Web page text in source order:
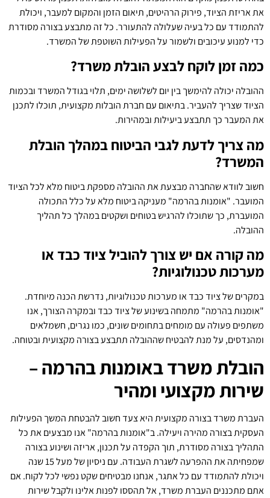
את אריזת הציוד, פירוק הרהיטים, תיאום הזמן והמקום למעבר, ויכולת
להתמודד עם כל בעיה שעלולה להתעורר. כל זה מתבצע בצורה מסודרת
כדי למנוע עיכובים ולשמור על הפעילות השוטפת של המשרד.
כמה זמן לוקח לבצע הובלת משרד?
ההובלה יכולה להימשך בין יום לשלושה ימים, תלוי בגודל המשרד ובכמות
הציוד שצריך להעביר. בתיאום עם חברת הובלות מקצועית, תוכלו לתכנן
את המעבר כך תתבצע ביעילות ובמהירות.
מה צריך לדעת לגבי הביטוח במהלך הובלת
המשרד?
חשוב לוודא שהחברה מבצעת את ההובלה מספקת ביטוח מלא לכל הציוד
המועבר. "אומנות בהרמה" מעניקה ביטוח מלא על כלל התכולה
המועברת, כך שתוכלו להרגיש בטוחים ושקטים במהלך כל תהליך
ההובלה.
מה קורה אם יש צורך להוביל ציוד כבד או
מערכות טכנולוגיות?
במקרים של ציוד כבד או מערכות טכנולוגיות, נדרשת הכנה מיוחדת.
"אומנות בהרמה" מתמחה בשינוע של ציוד כבד ובמקרה הצורך, אנו
משתפים פעולה עם מומחים בתחומים שונים, כמו נגרים, חשמלאים
ומהנדסים, על מנת להבטיח שההובלה תתבצע בצורה מקצועית ובטוחה.
הובלת משרד באומנות בהרמה –
שירות מקצועי ומהיר
העברת משרד בצורה מקצועית היא צעד חשוב להבטחת המשך הפעילות
העסקית בצורה מהירה ויעילה. ב"אומנות בהרמה" אנו מבצעים את כל
התהליך בצורה מסודרת, תוך הקפדה על תכנון, אריזה ושינוע בצורה
שמפחיתה את ההפרעה לשגרת העבודה. עם ניסיון של מעל 15 שנה
ויכולת להתמודד עם כל אתגר, אנחנו מבטיחים שקט נפשי לכל לקוח. אם
אתם מתכננים העברת משרד, אל תהססו לפנות אלינו ולקבל שירות